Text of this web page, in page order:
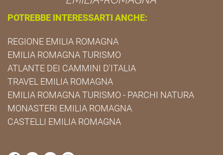
POTREBBE INTERESSARTI ANCHE:
REGIONE EMILIA ROMAGNA
EMILIA ROMAGNA TURISMO
ATLANTE DEI CAMMINI D'ITALIA
TRAVEL EMILIA ROMAGNA
EMILIA ROMAGNA TURISMO - PARCHI NATURA
MONASTERI EMILIA ROMAGNA
CASTELLI EMILIA ROMAGNA